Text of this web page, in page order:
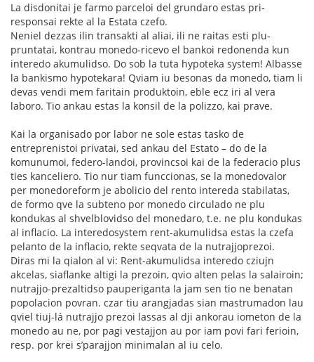
La disdonitai je farmo parceloi del grundaro estas pri-
responsai rekte al la Estata czefo.
Neniel dezzas ilin transakti al aliai, ili ne raitas esti plu-
pruntatai, kontrau monedo-ricevo el bankoi redonenda kun
interedo akumulidso. Do sob la tuta hypoteka system! Albasse
la bankismo hypotekara! Qviam iu besonas da monedo, tiam li
devas vendi mem faritain produktoin, eble ecz iri al vera
laboro. Tio ankau estas la konsil de la polizzo, kai prave.
Kai la organisado por labor ne sole estas tasko de
entreprenistoi privatai, sed ankau del Estato – do de la
komunumoi, federo-landoi, provincsoi kai de la federacio plus
ties kanceliero. Tio nur tiam funccionas, se la monedovalor
per monedoreform je abolicio del rento intereda stabilatas,
de formo qve la subteno por monedo circulado ne plu
kondukas al shvelblovidso del monedaro, t.e. ne plu kondukas
al inflacio. La interedosystem rent-akumulidsa estas la czefa
pelanto de la inflacio, rekte seqvata de la nutrajjoprezoi.
Diras mi la qialon al vi: Rent-akumulidsa interedo cziujn
akcelas, siaflanke altigi la prezoin, qvio alten pelas la salairoin;
nutrajjo-prezaltidso pauperiganta la jam sen tio ne benatan
popolacion povran. czar tiu arangjadas sian mastrumadon lau
qviel tiuj-lá nutrajjo prezoi lassas al dji ankorau iometon de la
monedo au ne, por pagi vestajjon au por iam povi fari ferioin,
resp. por krei s’parajjon minimalan al iu celo.